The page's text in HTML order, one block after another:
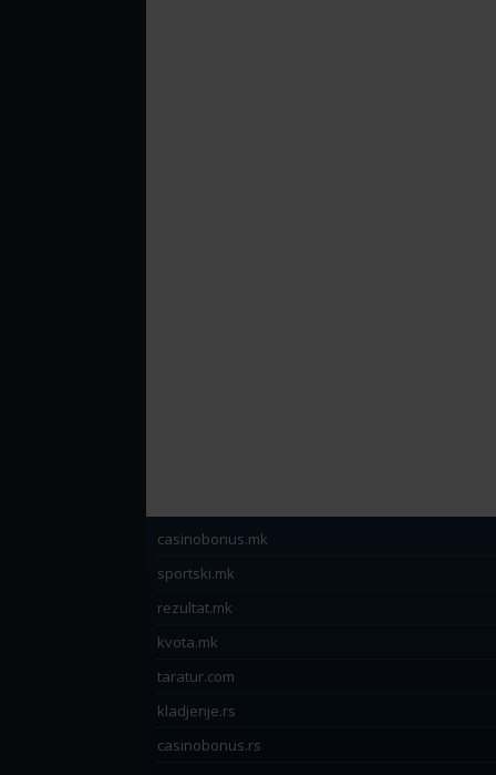
casinobonus.mk
sportski.mk
rezultat.mk
kvota.mk
taratur.com
kladjenje.rs
casinobonus.rs